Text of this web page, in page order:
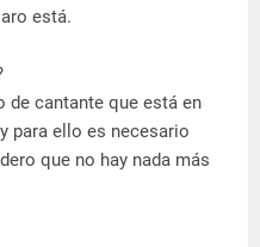
está.
de cantante que está en
para ello es necesario
que no hay nada más